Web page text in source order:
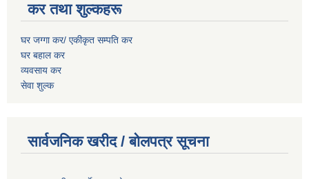
कर तथा शुल्कहरू
घर जग्गा कर/ एकीकृत सम्पति कर
घर बहाल कर
व्यवसाय कर
सेवा शुल्क
सार्वजनिक खरीद / बोलपत्र सूचना